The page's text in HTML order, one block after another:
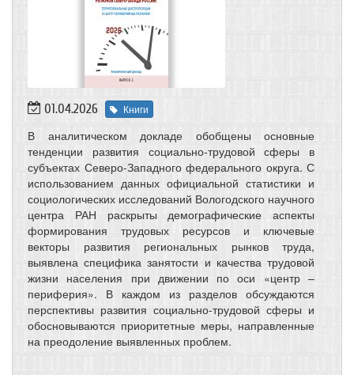
01.04.2026 Книги
В аналитическом докладе обобщены основные
тенденции развития социально-трудовой сферы в
субъектах Северо-Западного федерального округа. С
использованием данных официальной статистики и
социологических исследований Вологодского научного
центра РАН раскрыты демографические аспекты
формирования трудовых ресурсов и ключевые
векторы развития региональных рынков труда,
выявлена специфика занятости и качества трудовой
жизни населения при движении по оси «центр –
периферия». В каждом из разделов обсуждаются
перспективы развития социально-трудовой сферы и
обосновываются приоритетные меры, направленные
на преодоление выявленных проблем.